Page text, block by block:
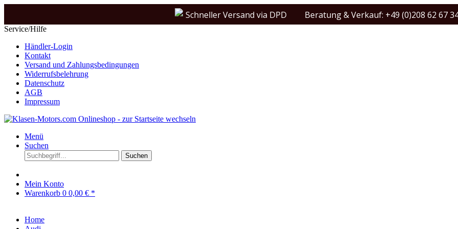
Schneller Versand via DPD Beratung & Verkauf: +49 (0)208 62 67
Service/Hilfe
Händler-Login
Kontakt
Versand und Zahlungsbedingungen
Widerrufsbelehrung
Datenschutz
AGB
Impressum
Menü
Suchen
Suchen
Mein Konto
Warenkorb 0 0,00 € *
Home